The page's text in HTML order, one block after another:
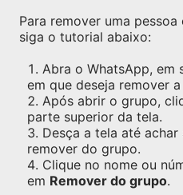
Para remover uma
siga o tutorial abaixo:
Abra o WhatsApp, em
em que deseja remover
Após abrir o grupo,
parte superior da tela.
Desça a tela até
remover do grupo.
Clique no nome ou
em Remover do grupo.